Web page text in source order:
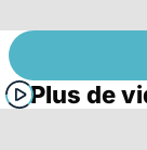
Plus de